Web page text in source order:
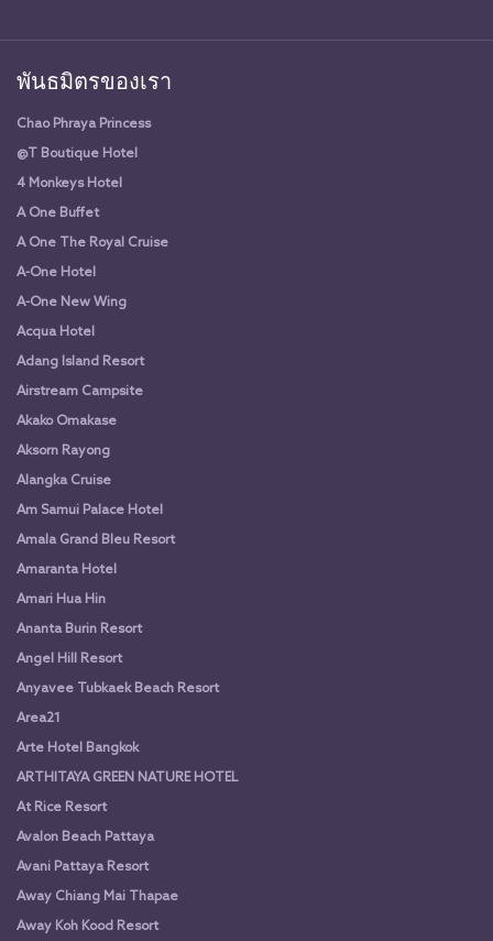
พันธมิตรของเรา
Chao Phraya Princess
@T Boutique Hotel
4 Monkeys Hotel
A One Buffet
A One The Royal Cruise
A-One Hotel
A-One New Wing
Acqua Hotel
Adang Island Resort
Airstream Campsite
Akako Omakase
Aksorn Rayong
Alangka Cruise
Am Samui Palace Hotel
Amala Grand Bleu Resort
Amaranta Hotel
Amari Hua Hin
Ananta Burin Resort
Angel Hill Resort
Anyavee Tubkaek Beach Resort
Area21
Arte Hotel Bangkok
ARTHITAYA GREEN NATURE HOTEL
At Rice Resort
Avalon Beach Pattaya
Avani Pattaya Resort
Away Chiang Mai Thapae
Away Koh Kood Resort